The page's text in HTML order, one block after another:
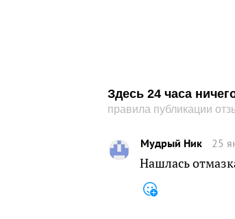
Здесь 24 часа
правила публикации
Мудрый Ник 25
Нашлась